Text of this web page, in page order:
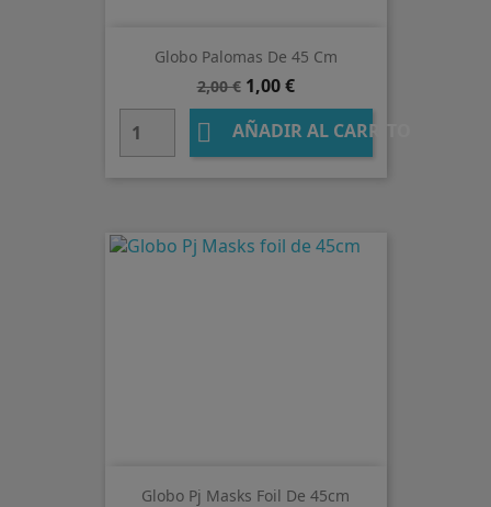
Globo Palomas De 45 Cm
Precio
base
2,00 € Precio
1,00 €
 AÑADIR AL CARRITO
Globo Pj Masks Foil De 45cm